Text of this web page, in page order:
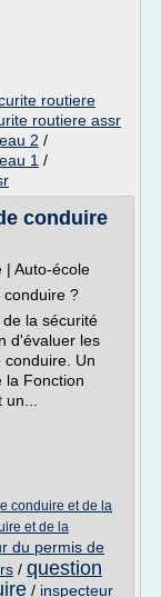
routiere
routiere assr
2 /
1 /
conduire
| Auto-école
conduire ?
la sécurité
d'évaluer les
Un
la Fonction
conduire et de la
et de la
du permis de
/ question
/ inspecteur